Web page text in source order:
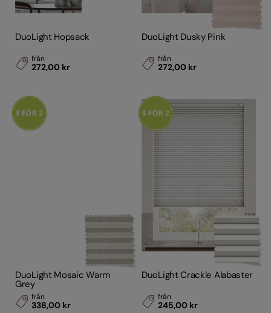
DuoLight Hopsack
från
272,00 kr
DuoLight Dusky Pink
från
272,00 kr
DuoLight Mosaic Warm
Grey
från
338,00 kr
DuoLight Crackle Alabaster
från
245,00 kr